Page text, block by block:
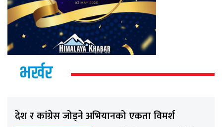
भर्खर
देश र कांग्रेस जोड्ने अभियानको एकता विमर्श